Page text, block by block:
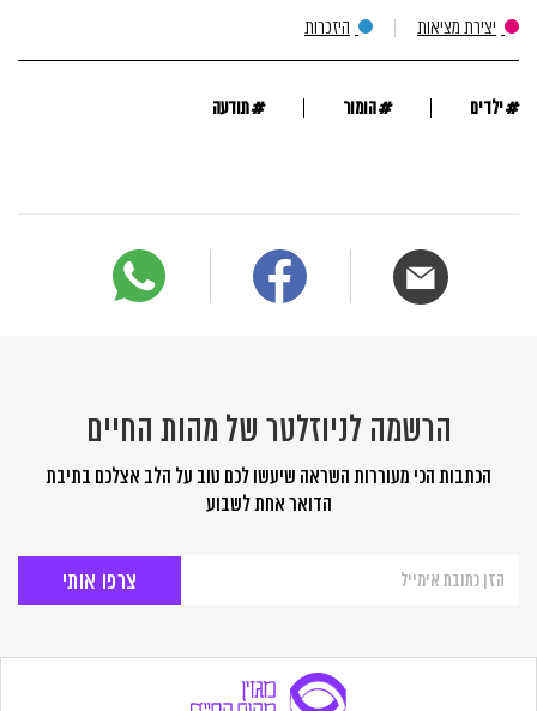
יצירת מציאות היזכרות
#ילדים #הומור #תודעה
הרשמה לניוזלטר של מהות החיים
הכתבות הכי מעוררות השראה שיעשו לכם טוב על הלב אצלכם בתיבת
הדואר אחת לשבוע
לניוזלטר
החיים